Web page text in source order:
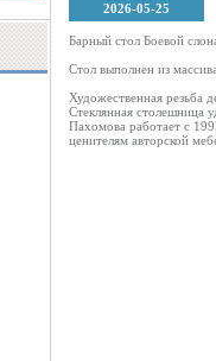
2026-05-25
Барный стол Боевой
Стол выполнен из
Художественная резьба
Стеклянная столешница
Пахомова работает с
ценителям авторской